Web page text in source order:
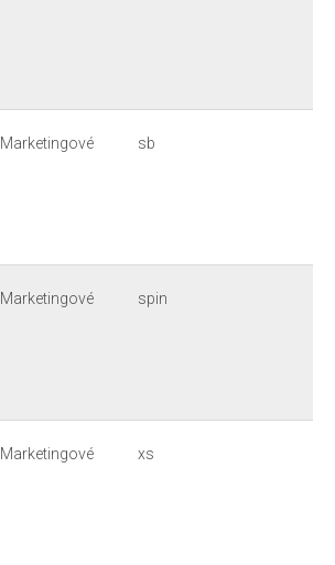
Marketingové sb
Marketingové spin
Marketingové xs